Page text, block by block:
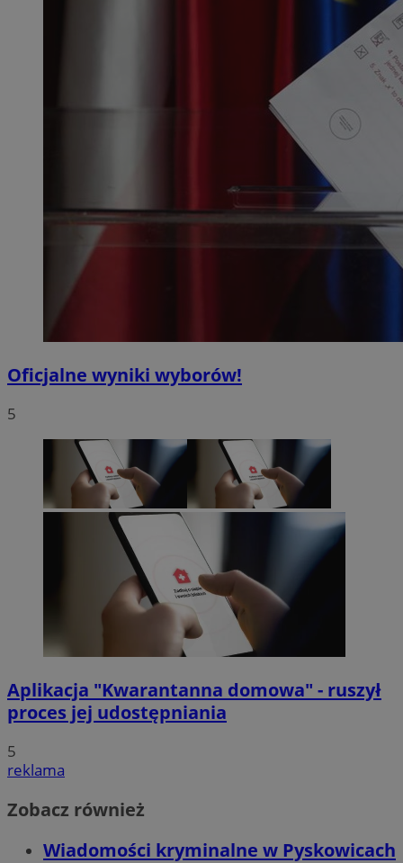
Oficjalne wyniki wyborów!
5
Aplikacja "Kwarantanna domowa" - ruszył
proces jej udostępniania
5
reklama
Zobacz również
Wiadomości kryminalne w Pyskowicach